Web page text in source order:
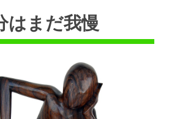
はまだ我慢